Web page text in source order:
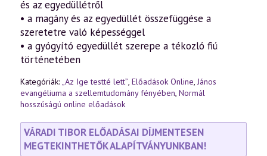
és az egyedüllétről
• a magány és az egyedüllét összefüggése a
szeretetre való képességgel
• a gyógyító egyedüllét szerepe a tékozló fiú
történetében
Kategóriák: „Az Ige testté lett”, Előadások Online, János
evangéliuma a szellemtudomány fényében, Normál
hosszúságú online előadások
VÁRADI TIBOR ELŐADÁSAI DÍJMENTESEN
MEGTEKINTHETŐK ALAPÍTVÁNYUNKBAN!